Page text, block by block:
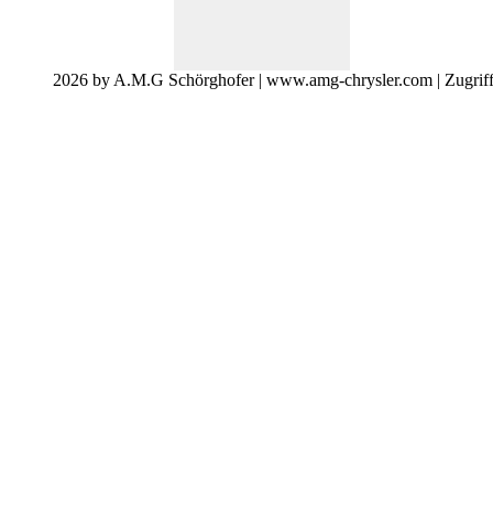
2026 by A.M.G Schörghofer | www.amg-chrysler.com |